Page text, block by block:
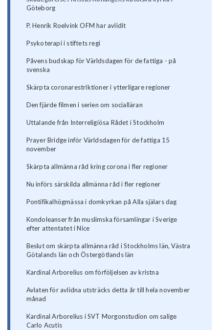
Göteborg
P. Henrik Roelvink OFM har avlidit
Psykoterapi i stiftets regi
Påvens budskap för Världsdagen för de fattiga - på
svenska
Skärpta coronarestriktioner i ytterligare regioner
Den fjärde filmen i serien om socialläran
Uttalande från Interreligiösa Rådet i Stockholm
Prayer Bridge inför Världsdagen för de fattiga 15
november
Skärpta allmänna råd kring corona i fler regioner
Nu införs särskilda allmänna råd i fler regioner
Pontifikalhögmässa i domkyrkan på Alla själars dag
Kondoleanser från muslimska församlingar i Sverige
efter attentatet i Nice
Beslut om skärpta allmänna råd i Stockholms län, Västra
Götalands län och Östergötlands län
Kardinal Arborelius om förföljelsen av kristna
Avlaten för avlidna utsträcks detta år till hela november
månad
Kardinal Arborelius i SVT Morgonstudion om salige
Carlo Acutis